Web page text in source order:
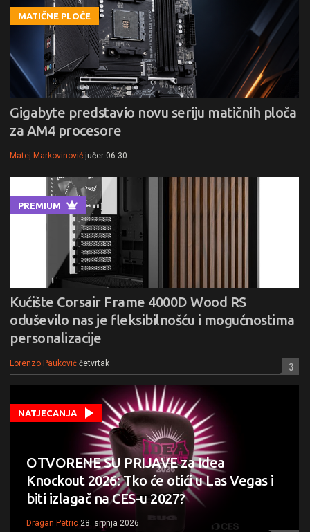
MATIČNE PLOČE
Gigabyte predstavio novu seriju matičnih ploča
za AM4 procesore
Matej Markovinović jučer 06:30
PREMIUM
Kućište Corsair Frame 4000D Wood RS
oduševilo nas je fleksibilnošću i mogućnostima
personalizacije
Lorenzo Pauković četvrtak 3
NATJECANJA
OTVORENE SU PRIJAVE za Idea
Knockout 2026: Tko će otići u Las Vegas i
biti izlagač na CES-u 2027?
Dragan Petric 28. srpnja 2026.